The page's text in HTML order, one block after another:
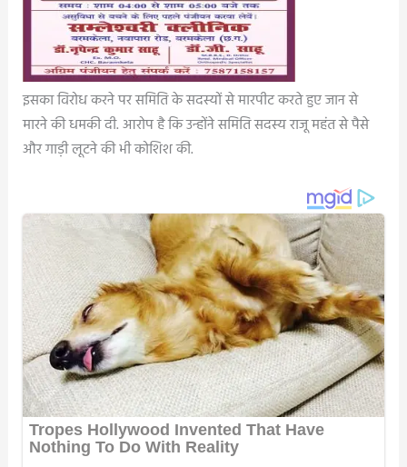
इसका विरोध करने पर समिति के सदस्यों से मारपीट करते हुए जान से
मारने की धमकी दी. आरोप है कि उन्होंने समिति सदस्य राजू महंत से पैसे
और गाड़ी लूटने की भी कोशिश की.